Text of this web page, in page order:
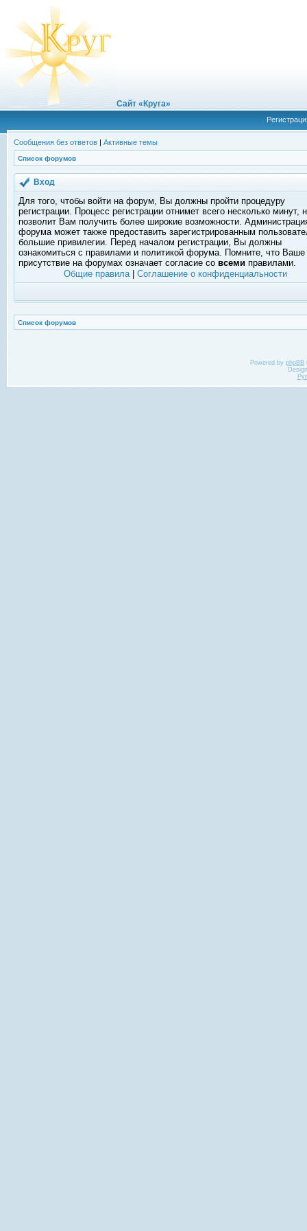
Сайт «Круга»
Сообщения без ответов | Активные темы
Список форумов
Вход
Для того, чтобы войти на форум, Вы должны пройти процедуру
регистрации. Процесс регистрации отнимет всего несколько минут,
позволит Вам получить более широкие возможности.
форума может также предоставить зарегистрированным
большие привилегии. Перед началом регистрации, Вы должны
ознакомиться с правилами и политикой форума. Помните, что Ваше
присутствие на форумах означает согласие со всеми правилами.
Общие правила| Соглашение о конфиденциальности
Список форумов
Powered by phpBB